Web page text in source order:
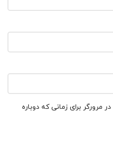
مرورگر برای زمانی که دوباره